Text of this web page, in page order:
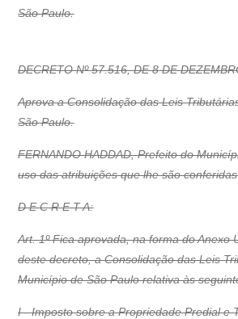
São Paulo.
DECRETO Nº 57.516, DE 8 DE
Aprova a Consolidação das Leis
São Paulo.
FERNANDO HADDAD, Prefeito do
uso das atribuições que lhe são
D E C R E T A:
Art. 1º Fica aprovada, na forma do Anexo
deste decreto, a Consolidação das Leis
Município de São Paulo relativa às
I - Imposto sobre a Propriedade Predial e